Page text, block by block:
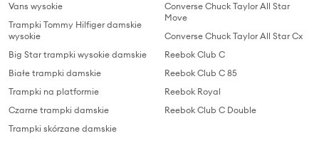
Vans wysokie
Trampki Tommy Hilfiger damskie
wysokie
Big Star trampki wysokie damskie
Białe trampki damskie
Trampki na platformie
Czarne trampki damskie
Trampki skórzane damskie
Converse Chuck Taylor All Star
Move
Converse Chuck Taylor All Star Cx
Reebok Club C
Reebok Club C 85
Reebok Royal
Reebok Club C Double